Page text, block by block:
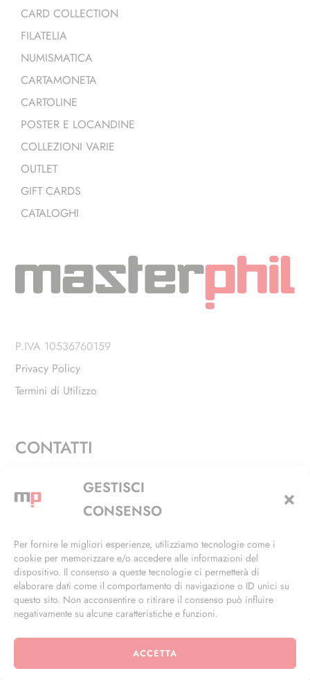
GESTISCI
CONSENSO
Per fornire le migliori esperienze, utilizziamo tecnologie come i
cookie per memorizzare e/o accedere alle informazioni del
dispositivo. Il consenso a queste tecnologie ci permetterà di
elaborare dati come il comportamento di navigazione o ID unici su
questo sito. Non acconsentire o ritirare il consenso può influire
negativamente su alcune caratteristiche e funzioni.
ACCETTA
CARD COLLECTION
FILATELIA
NUMISMATICA
CARTAMONETA
CARTOLINE
POSTER E LOCANDINE
COLLEZIONI VARIE
OUTLET
GIFT CARDS
CATALOGHI
P.IVA 10536760159
Privacy Policy
Termini di Utilizzo
CONTATTI
Via Alfieri, 27 - Trezzano Sul Naviglio (MI)
+39 02 4846 3155
info@masterphil.it